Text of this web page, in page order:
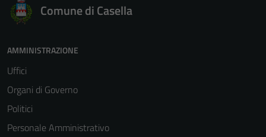
Comune di Casella
AMMINISTRAZIONE
Uffici
Organi di Governo
Politici
Personale Amministrativo